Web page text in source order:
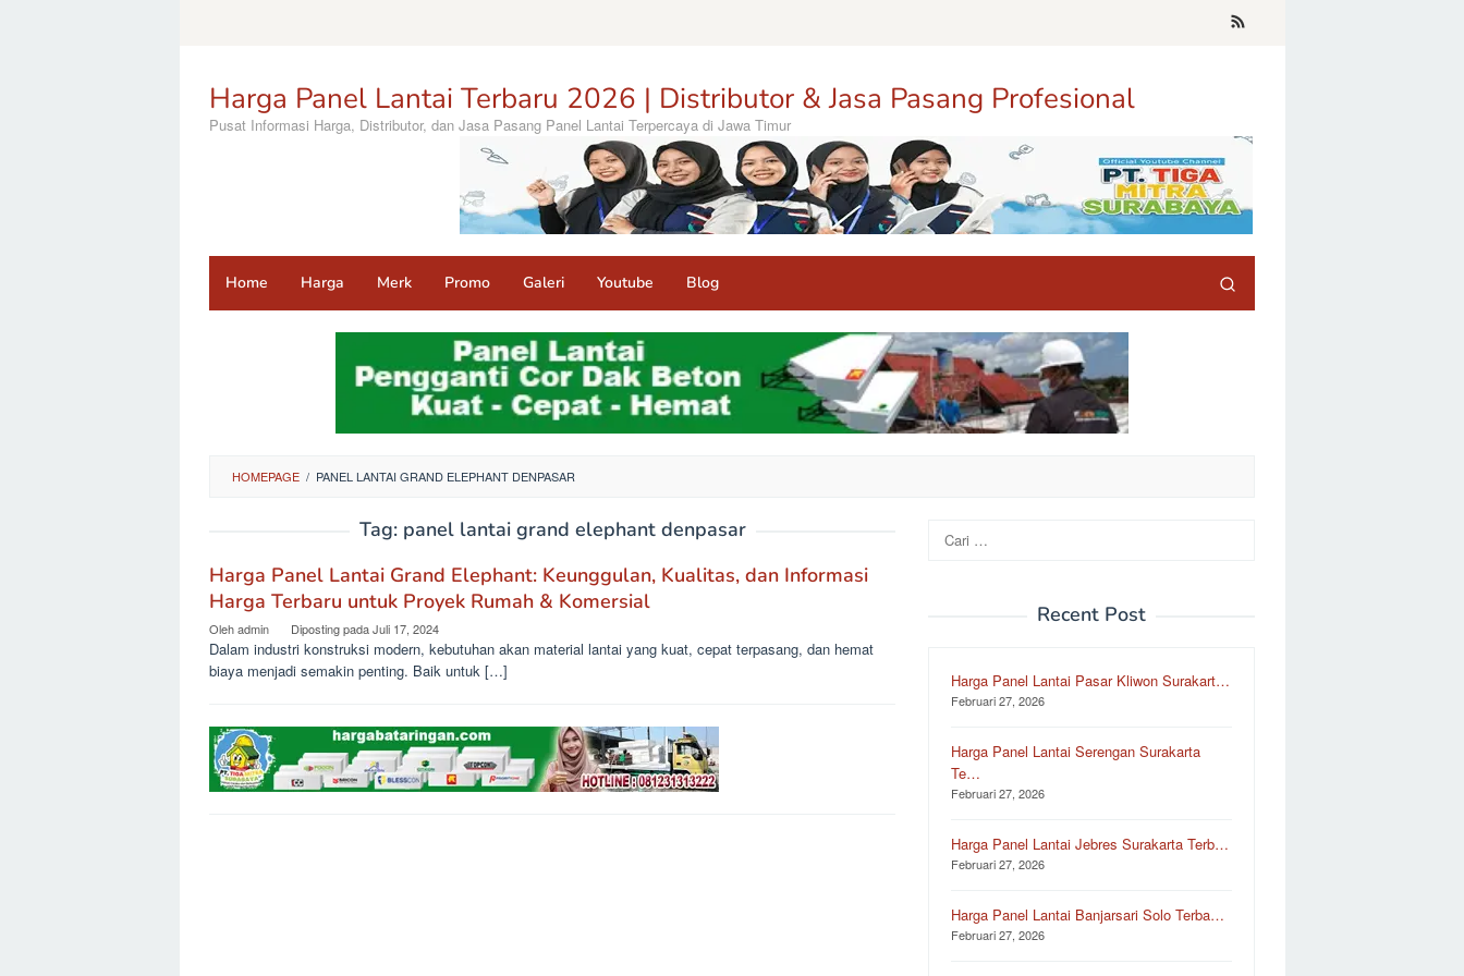
Harga Panel Lantai Terbaru 2026 | Distributor & Jasa Pasang Profesional
Pusat Informasi Harga, Distributor, dan Jasa Pasang Panel Lantai Terpercaya di Jawa Timur
Home Harga Merk Promo Galeri Youtube Blog
HOMEPAGE / PANEL LANTAI GRAND ELEPHANT DENPASAR
Tag: panel lantai grand elephant denpasar
Harga Panel Lantai Grand Elephant: Keunggulan, Kualitas, dan Informasi
Harga Terbaru untuk Proyek Rumah & Komersial
Olehadmin Diposting padaJuli 17, 2024
Dalam industri konstruksi modern, kebutuhan akan material lantai yang kuat, cepat terpasang, dan hemat
biaya menjadi semakin penting. Baik untuk […]
Cari
untuk:
Recent Post
Harga Panel Lantai Pasar Kliwon Surakart…
Februari 27, 2026
Harga Panel Lantai Serengan Surakarta
Te…
Februari 27, 2026
Harga Panel Lantai Jebres Surakarta Terb…
Februari 27, 2026
Harga Panel Lantai Banjarsari Solo Terba…
Februari 27, 2026